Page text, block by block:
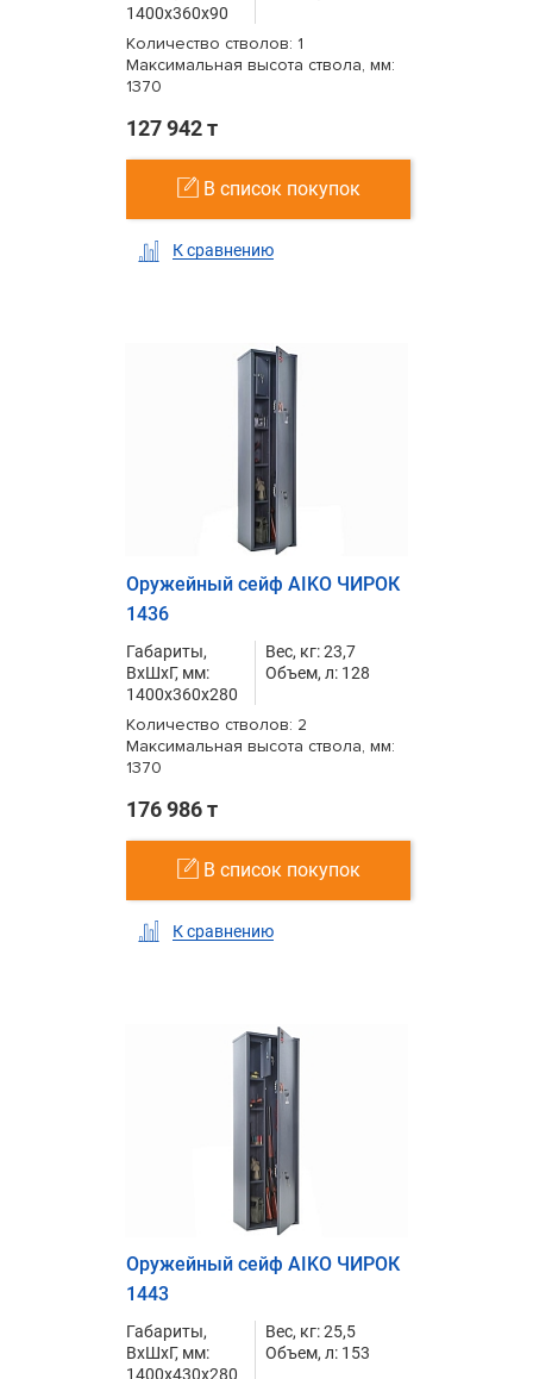
1400x360x90
Количество стволов: 1
Максимальная высота ствола, мм:
1370
127 942 т
В список покупок
К сравнению
Оружейный сейф AIKO ЧИРОК
1436
Габариты,
ВxШxГ, мм:
1400x360x280
Вес, кг: 23,7
Объем, л: 128
Количество стволов: 2
Максимальная высота ствола, мм:
1370
176 986 т
В список покупок
К сравнению
Оружейный сейф AIKO ЧИРОК
1443
Габариты,
ВxШxГ, мм:
1400x430x280
Вес, кг: 25,5
Объем, л: 153